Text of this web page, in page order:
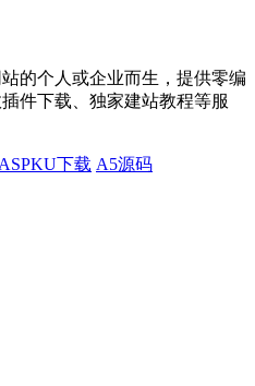
的个人或企业而生，提供零编
件下载、独家建站教程等服
ASPKU下载 A5源码